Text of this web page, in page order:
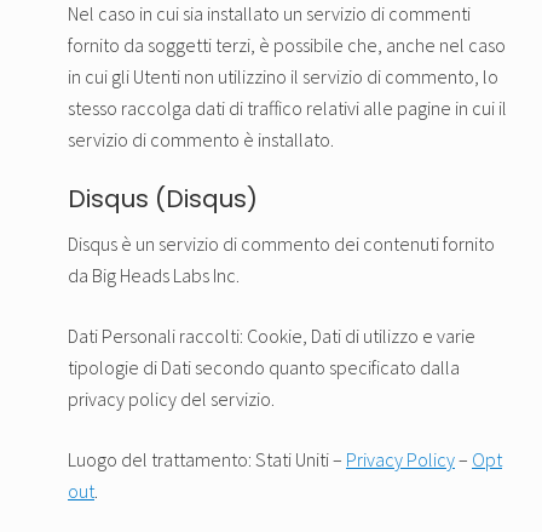
Nel caso in cui sia installato un servizio di commenti
fornito da soggetti terzi, è possibile che, anche nel caso
in cui gli Utenti non utilizzino il servizio di commento, lo
stesso raccolga dati di traffico relativi alle pagine in cui il
servizio di commento è installato.
Disqus (Disqus)
Disqus è un servizio di commento dei contenuti fornito
da Big Heads Labs Inc.
Dati Personali raccolti: Cookie, Dati di utilizzo e varie
tipologie di Dati secondo quanto specificato dalla
privacy policy del servizio.
Luogo del trattamento: Stati Uniti – Privacy Policy– Opt
out.